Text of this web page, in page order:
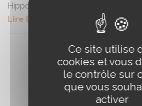
Hippodrome de SAINT-MALO
Lire la suite
Ce site utilise
cookies et vous
le contrôle sur
que vous
activer